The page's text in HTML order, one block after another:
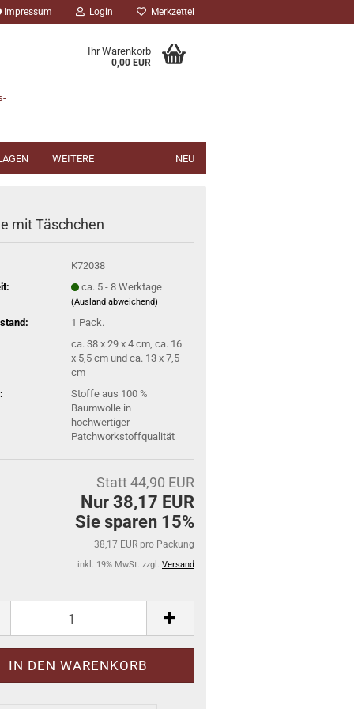
Impressum Login Merkzettel
Ihr Warenkorb
0,00 EUR
NEU
WEITERE
mit Täschchen
K72038
ca. 5 - 8 Werktage
(Ausland abweichend)
1 Pack.
ca. 38 x 29 x 4 cm, ca. 16
x 5,5 cm und ca. 13 x 7,5
cm
Stoffe aus 100 %
Baumwolle in
hochwertiger
Patchworkstoffqualität
Statt 44,90 EUR
Nur 38,17 EUR
Sie sparen 15%
38,17 EUR pro Packung
inkl. 19% MwSt. zzgl. Versand